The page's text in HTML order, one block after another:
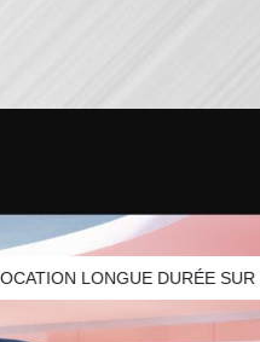
LONGUE DURÉE SUR